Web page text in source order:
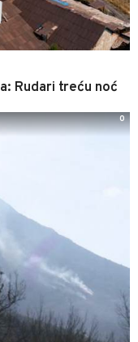
Rudari treću noć
0